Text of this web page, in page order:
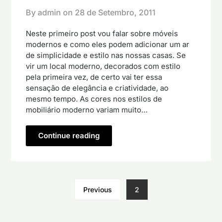
By admin on 28 de Setembro, 2011
Neste primeiro post vou falar sobre móveis
modernos e como eles podem adicionar um ar
de simplicidade e estilo nas nossas casas. Se
vir um local moderno, decorados com estilo
pela primeira vez, de certo vai ter essa
sensação de elegância e criatividade, ao
mesmo tempo. As cores nos estilos de
mobiliário moderno variam muito…
Continue reading
Previous 2